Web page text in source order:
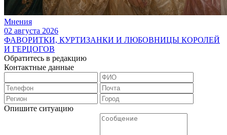
Мнения
02 августа 2026
ФАВОРИТКИ, КУРТИЗАНКИ И ЛЮБОВНИЦЫ КОРОЛЕЙ
И ГЕРЦОГОВ
Обратитесь в редакцию
Контактные данные
Опишите ситуацию